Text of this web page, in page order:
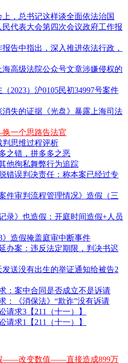
，总书记这样谈全面依法治国
代表大会第四次会议政府工作报
告中指出，深入推进依法行政，
海高级法院公众号文章涉嫌侵权的
2023）沪0105民初34997号案件
失的证据《光盘》暴露上海司法
一个思路告法官
思维过程评析
之错，拼多多之恶
他徇私舞弊行为追踪
错误判决责任：称本案已经过专
件审判流程管理情况》造假（三
录》也造假：开庭时间造假+人员
》造假掩盖庭审中断事件
办案：违反法定期限，判决书迟
发送没有出生的举证通知给被告2
：案中合同是否成立不是诉请
：《消保法》“欺诈”没有诉请
请求3【211（十一）】
请求1【211（十一）】
——改变数值——直接造成899万